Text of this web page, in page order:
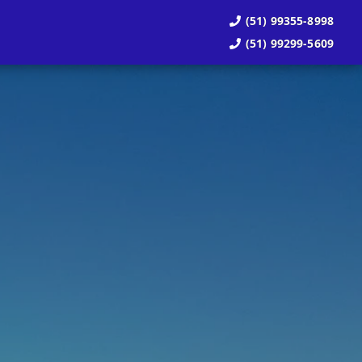
(51) 99355-8998
(51) 99299-5609